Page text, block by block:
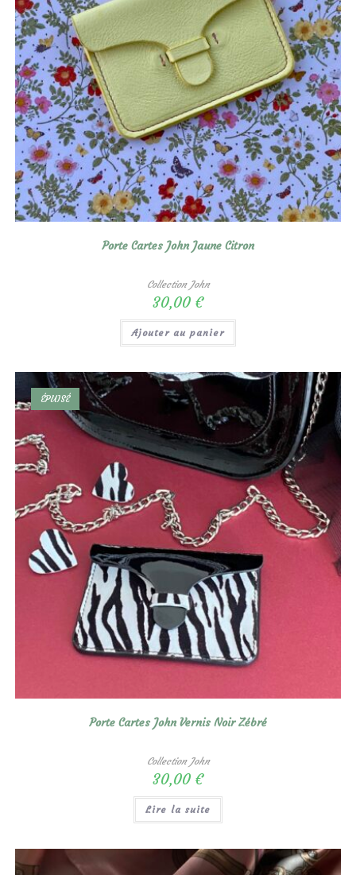
Porte Cartes John Jaune Citron
Collection John
30,00 €
Ajouter au panier
ÉPUISÉ
Porte Cartes John Vernis Noir Zébré
Collection John
30,00 €
Lire la suite